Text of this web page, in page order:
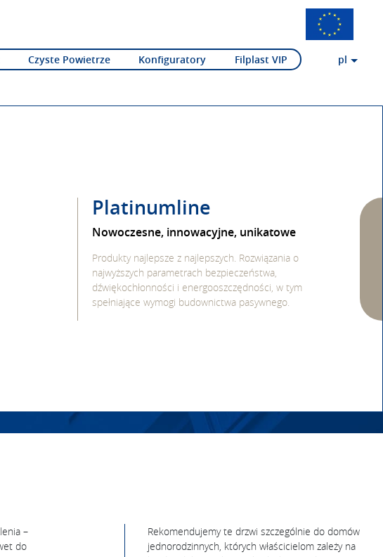
Czyste Powietrze Konfiguratory Filplast VIP pl
Platinumline
Nowoczesne, innowacyjne, unikatowe
Produkty najlepsze z najlepszych. Rozwiązania o
najwyższych parametrach bezpieczeństwa,
dźwiękochłonności i energooszczędności, w tym
spełniające wymogi budownictwa pasywnego.
–
do
Rekomendujemy te drzwi szczególnie do domów
jednorodzinnych, których właścicielom zależy na